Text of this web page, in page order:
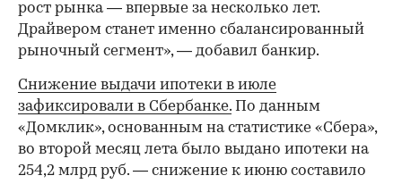
рост рынка — впервые за несколько лет.
Драйвером станет именно сбалансированный
рыночный сегмент», — добавил банкир.
Снижение выдачи ипотеки в июле
зафиксировали в Сбербанке. По данным
«Домклик», основанным на статистике «Сбера»,
во второй месяц лета было выдано ипотеки на
254,2 млрд руб. — снижение к июню составило